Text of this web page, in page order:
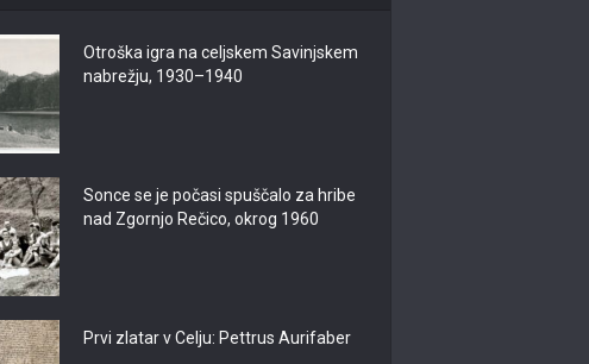
Otroška igra na celjskem Savinjskem
nabrežju, 1930–1940
Sonce se je počasi spuščalo za hribe
nad Zgornjo Rečico, okrog 1960
Prvi zlatar v Celju: Pettrus Aurifaber